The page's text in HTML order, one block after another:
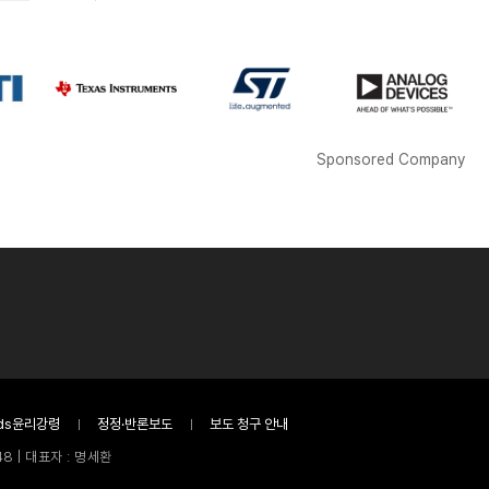
Sponsored Company
윤리강령 정정·반론보도
보도 청구 안내
| 대표자 : 명세환